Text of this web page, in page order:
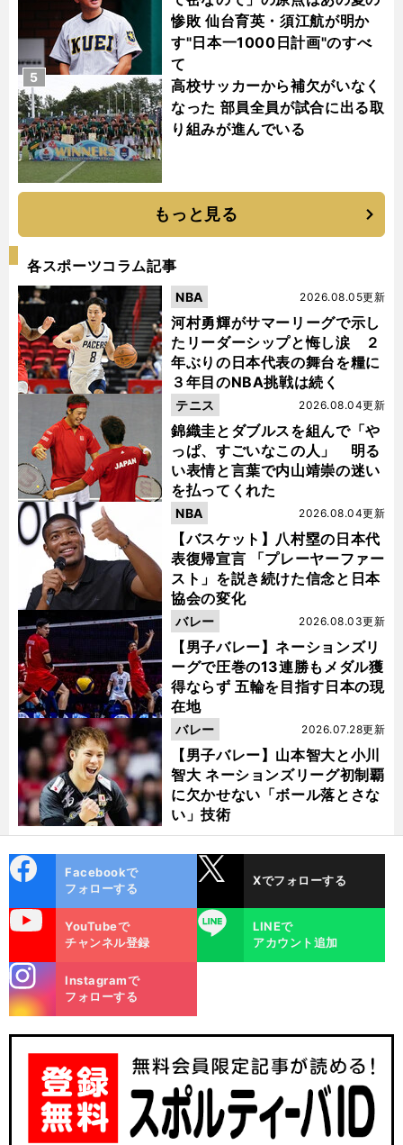
惨敗 仙台育英・須江航が明か
す"日本一1000日計画"のすべ
て
高校サッカーから補欠がいなく
なった 部員全員が試合に出る取
り組みが進んでいる
5
もっと見る
各スポーツコラム記事
河村勇輝がサマーリーグで示し
たリーダーシップと悔し涙 ２
年ぶりの日本代表の舞台を糧に
３年目のNBA挑戦は続く
2026.08.05更新
NBA
錦織圭とダブルスを組んで「や
っぱ、すごいなこの人」 明る
い表情と言葉で内山靖崇の迷い
を払ってくれた
2026.08.04更新
テニス
【バスケット】八村塁の日本代
表復帰宣言 「プレーヤーファー
スト」を説き続けた信念と日本
協会の変化
2026.08.04更新
NBA
【男子バレー】ネーションズリ
ーグで圧巻の13連勝もメダル獲
得ならず 五輪を目指す日本の現
在地
2026.08.03更新
バレー
【男子バレー】山本智大と小川
智大 ネーションズリーグ初制覇
に欠かせない「ボール落とさな
い」技術
2026.07.28更新
バレー
ok
Facebookで
フォローする
Xでフォローする
YouTubeで
チャンネル登録
LINE
LINEで
アカウント追加
m
Instagramで
フォローする